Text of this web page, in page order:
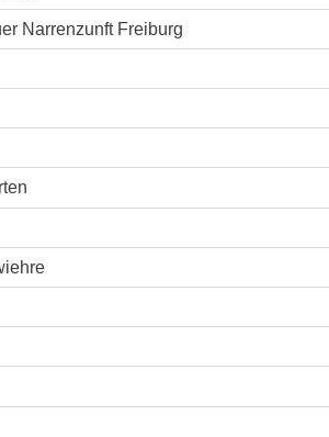
Narrenzunft Freiburg